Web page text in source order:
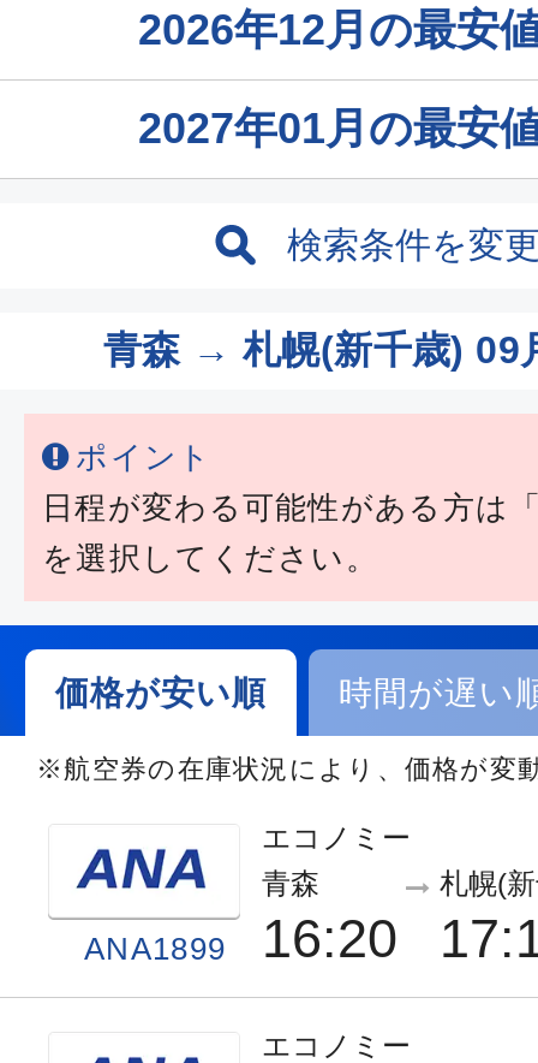
2026年12月の最安
2027年01月の最安
検索条件を変
青森 → 札幌(新千歳) 09
ポイント
日程が変わる可能性がある方は
を選択してください。
価格が安い順 時間が遅い
※航空券の在庫状況により、価格が変
ANA1899
エコノミー
青森
16:20
札幌(
エコノミー